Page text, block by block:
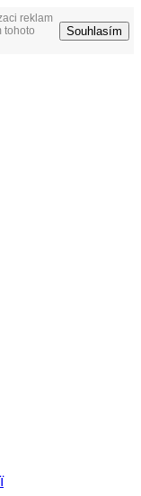
reklam
tohoto
Souhlasím